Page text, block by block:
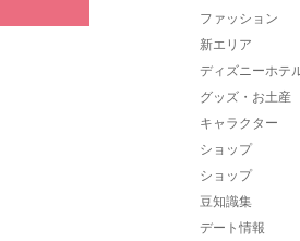
ファッション
新エリア
ディズニーホテ
グッズ・お土産
キャラクター
ショップ
ショップ
豆知識集
デート情報